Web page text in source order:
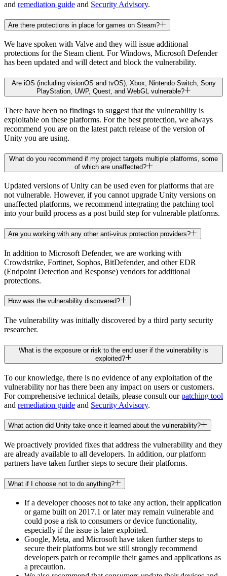
and remediation guide and Security Advisory.
Are there protections in place for games on Steam?
We have spoken with Valve and they will issue additional
protections for the Steam client. For Windows, Microsoft Defender
has been updated and will detect and block the vulnerability.
Are iOS (including visionOS and tvOS), Xbox, Nintendo Switch, Sony
PlayStation, UWP, Quest, and WebGL vulnerable?
There have been no findings to suggest that the vulnerability is
exploitable on these platforms. For the best protection, we always
recommend you are on the latest patch release of the version of
Unity you are using.
What do you recommend if my project targets multiple platforms, some
of which are unaffected?
Updated versions of Unity can be used even for platforms that are
not vulnerable. However, if you cannot upgrade Unity versions on
unaffected platforms, we recommend integrating the patching tool
into your build process as a post build step for vulnerable platforms.
Are you working with any other anti-virus protection providers?
In addition to Microsoft Defender, we are working with
Crowdstrike, Fortinet, Sophos, BitDefender, and other EDR
(Endpoint Detection and Response) vendors for additional
protections.
How was the vulnerability discovered?
The vulnerability was initially discovered by a third party security
researcher.
What is the exposure or risk to the end user if the vulnerability is
exploited?
To our knowledge, there is no evidence of any exploitation of the
vulnerability nor has there been any impact on users or customers.
For comprehensive technical details, please consult ourpatching tool
and remediation guide and Security Advisory.
What action did Unity take once it learned about the vulnerability?
We proactively provided fixes that address the vulnerability and they
are already available to all developers. In addition, our platform
partners have taken further steps to secure their platforms.
What if I choose not to do anything?
If a developer chooses not to take any action, their application
or game built on 2017.1 or later may remain vulnerable and
could pose a risk to consumers or device functionality,
especially if the issue is later exploited.
Google, Meta, and Microsoft have taken further steps to
secure their platforms but we still strongly recommend
developers patch or recompile their games and applications as
a precaution.